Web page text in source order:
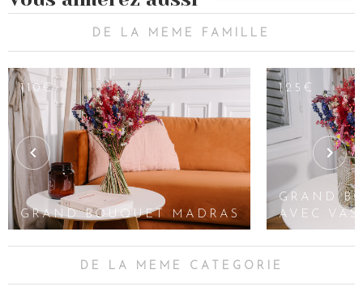
DE LA MEME FAMILLE
110€
GRAND BOUQUET MADRAS
125€
GRAND
AVEC
DE LA MEME CATEGORIE